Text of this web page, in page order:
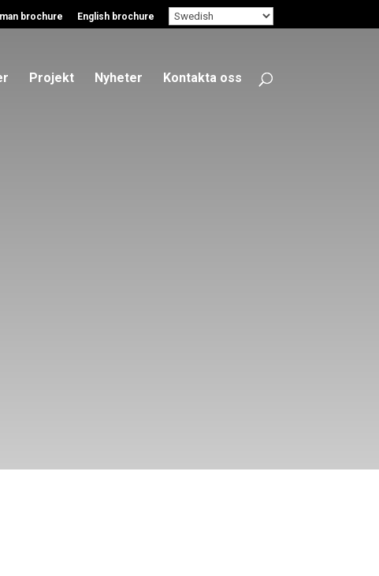
brochure English brochure
Projekt Nyheter Kontakta oss